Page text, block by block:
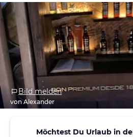
Bild melden
von Alexander
Möchtest Du Urlaub in